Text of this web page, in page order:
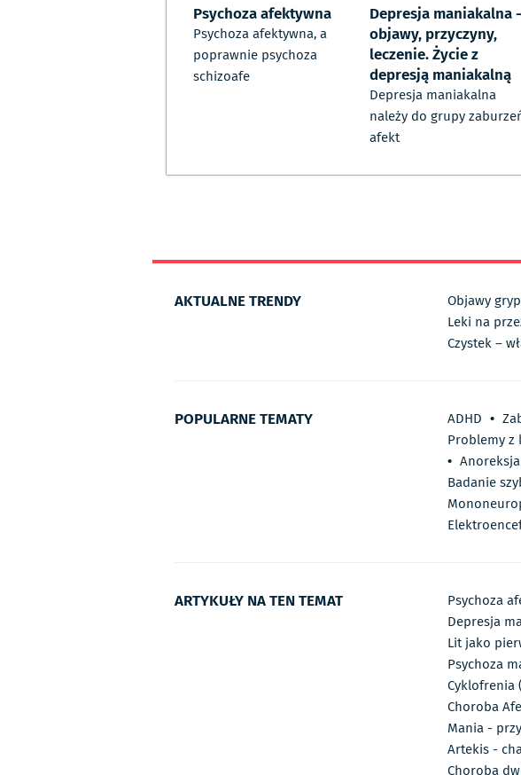
Psychoza afektywna
Psychoza afektywna, a
poprawnie psychoza
schizoafe
Depresja maniakalna -
objawy, przyczyny,
leczenie. Życie z
depresją maniakalną
Depresja maniakalna
należy do grupy
afekt
AKTUALNE TRENDY Objawy
Leki na
Czystek –
POPULARNE TEMATY ADHD •
Problemy z
• Anoreksja
Badanie
ARTYKUŁY NA TEN TEMAT Psychoza
Depresja
Lit jako
Psychoza
Cyklofrenia
Choroba
Mania -
Artekis -
Choroba